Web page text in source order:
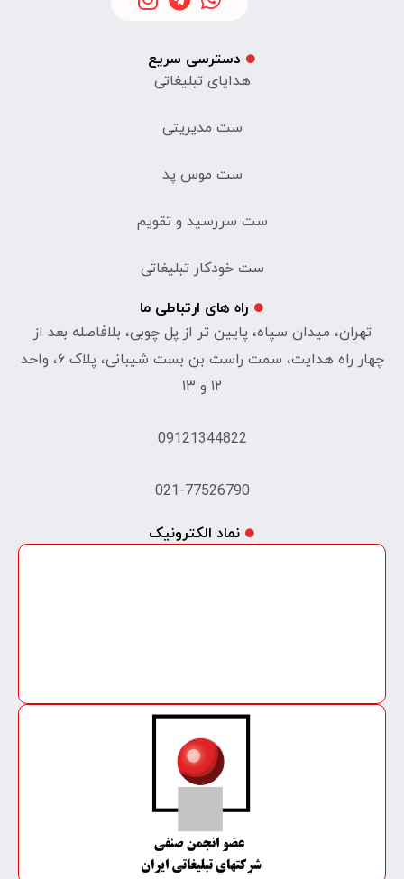
دسترسی سریع
هدایای تبلیغاتی
ست مدیریتی
ست موس پد
ست سررسید و تقویم
ست خودکار تبلیغاتی
راه های ارتباطی ما
تهران، میدان سپاه، پایین تر از پل چوبی، بلافاصله بعد از
چهار راه هدایت، سمت راست بن بست شیبانی، پلاک ۶، واحد
۱۲ و ۱۳
09121344822
021-77526790
نماد الکترونیک